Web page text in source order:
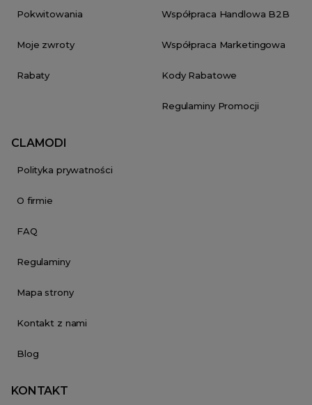
Pokwitowania
Moje zwroty
Rabaty
Współpraca Handlowa B2B
Współpraca Marketingowa
Kody Rabatowe
Regulaminy Promocji
CLAMODI
Polityka prywatności
O firmie
FAQ
Regulaminy
Mapa strony
Kontakt z nami
Blog
KONTAKT